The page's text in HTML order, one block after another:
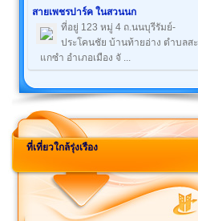
สายเพชรปาร์ค ในสวนนก
ที่อยู่ 123 หมู่ 4 ถ.นนบุรีรัมย์-
ประโคนชัย บ้านท้ายอ่าง ตำบลสะ
แกซำ อำเภอเมือง จั ...
ที่เที่ยวใกล้รุ่งเรือง